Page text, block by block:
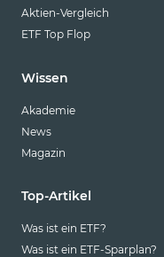
Aktien-Vergleich
ETF Top Flop
Wissen
Akademie
News
Magazin
Top-Artikel
Was ist ein ETF?
Was ist ein ETF-Sparplan?